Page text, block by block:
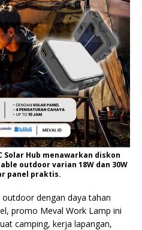
Solar Hub menawarkan diskon
outdoor varian 18W dan 30W
panel praktis.
dengan daya tahan
promo Meval Work Lamp ini
camping, kerja lapangan,